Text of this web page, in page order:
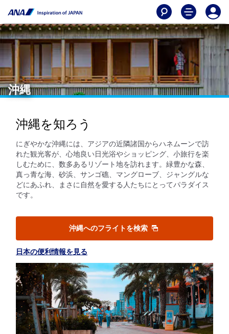
沖縄
沖縄を知ろう
にぎやかな沖縄には、アジアの近隣諸国からハネムーンで訪
れた観光客が、心地良い日光浴やショッピング、小旅行を楽
しむために、数多あるリゾート地を訪れます。緑豊かな森、
真っ青な海、砂浜、サンゴ礁、マングローブ、ジャングルな
どにあふれ、まさに自然を愛する人たちにとってパラダイス
です。
沖縄へのフライトを検索
日本の便利情報を見る